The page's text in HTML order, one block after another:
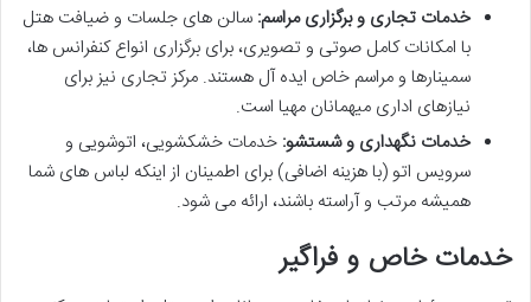
خدمات تجاری و برگزاری مراسم: سالن های جلسات و ضیافت هتل
با امکانات کامل صوتی و تصویری، برای برگزاری انواع کنفرانس ها،
سمینارها و مراسم خاص ایده آل هستند. مرکز تجاری نیز برای
نیازهای اداری میهمانان مهیا است.
خدمات نگهداری و شستشو: خدمات خشکشویی، اتوشویی و
سرویس اتو (با هزینه اضافی) برای اطمینان از اینکه لباس های شما
همیشه مرتب و آراسته باشند، ارائه می شود.
خدمات خاص و فراگیر